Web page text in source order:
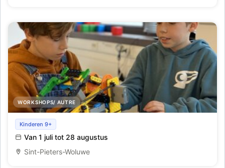
WORKSHOPS/ AUTRE
Robotica kamp
Kinderen 9+
Van 1 juli tot 28 augustus
Sint-Pieters-Woluwe